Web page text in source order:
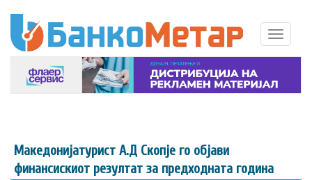
Македонијатурист А.Д Скопје го објави
финансискиот резултат за предходната година